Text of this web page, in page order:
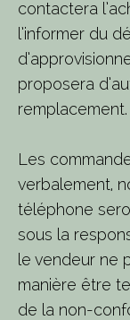
contactera
l’informer du
proposera
remplacement.
Les
verbalement,
téléphone
sous la
le vendeur ne
manière être
de la non-